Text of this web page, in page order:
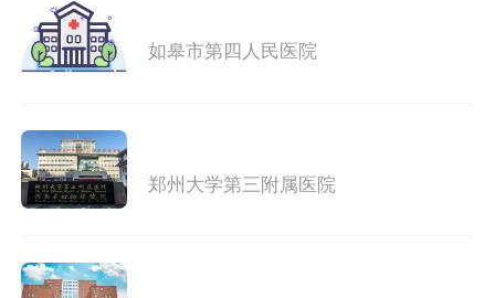
如皋市第四人民医院
郑州大学第三附属医院